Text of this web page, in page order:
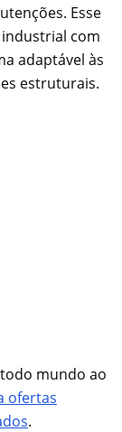
Esse
com
adaptável às
estruturais.
mundo ao
ofertas
.